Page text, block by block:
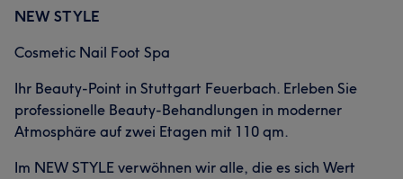
NEW STYLE
Cosmetic Nail Foot Spa
Ihr Beauty-Point in Stuttgart Feuerbach. Erleben Sie
professionelle Beauty-Behandlungen in moderner
Atmosphäre auf zwei Etagen mit 110 qm.
Im NEW STYLE verwöhnen wir alle, die es sich Wert